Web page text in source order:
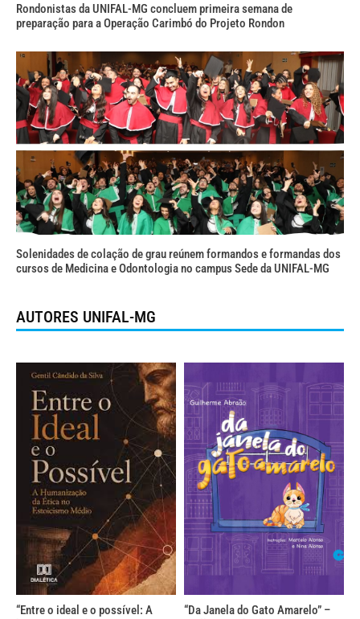
Rondonistas da UNIFAL-MG concluem primeira semana de
preparação para a Operação Carimbó do Projeto Rondon
Solenidades de colação de grau reúnem formandos e formandas dos
cursos de Medicina e Odontologia no campus Sede da UNIFAL-MG
AUTORES UNIFAL-MG
“Entre o ideal e o possível: A
“Da Janela do Gato Amarelo” –